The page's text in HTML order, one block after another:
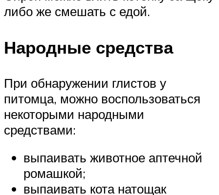
либо же смешать с едой.
Народные средства
При обнаружении глистов у
питомца, можно воспользоваться
некоторыми народными
средствами:
выпаивать животное аптечной
ромашкой;
выпаивать кота натощак